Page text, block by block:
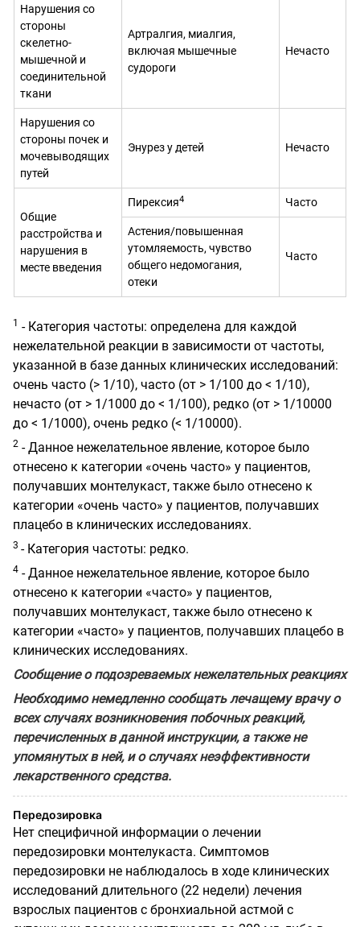
Нарушения со
стороны
скелетно-
мышечной и
соединительной
ткани
Артралгия, миалгия,
включая мышечные
судороги
Нечасто
Нарушения со
стороны почек и
мочевыводящих
путей
Энурез у детей Нечасто
Общие
расстройства и
нарушения в
месте введения
Пирексия4 Часто
Астения/повышенная
утомляемость, чувство
общего недомогания,
отеки
Часто
1 - Категория частоты: определена для каждой
нежелательной реакции в зависимости от частоты,
указанной в базе данных клинических исследований:
очень часто (> 1/10), часто (от > 1/100 до < 1/10),
нечасто (от > 1/1000 до < 1/100), редко (от > 1/10000
до < 1/1000), очень редко (< 1/10000).
2 - Данное нежелательное явление, которое было
отнесено к категории «очень часто» у пациентов,
получавших монтелукаст, также было отнесено к
категории «очень часто» у пациентов, получавших
плацебо в клинических исследованиях.
3 - Категория частоты: редко.
4 - Данное нежелательное явление, которое было
отнесено к категории «часто» у пациентов,
получавших монтелукаст, также было отнесено к
категории «часто» у пациентов, получавших плацебо в
клинических исследованиях.
Сообщение о подозреваемых нежелательных реакциях
Необходимо немедленно сообщать лечащему врачу о
всех случаях возникновения побочных реакций,
перечисленных в данной инструкции, а также не
упомянутых в ней, и о случаях неэффективности
лекарственного средства.
Передозировка
Нет специфичной информации о лечении
передозировки монтелукаста. Симптомов
передозировки не наблюдалось в ходе клинических
исследований длительного (22 недели) лечения
взрослых пациентов с бронхиальной астмой с